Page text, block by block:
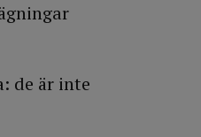
de är inte